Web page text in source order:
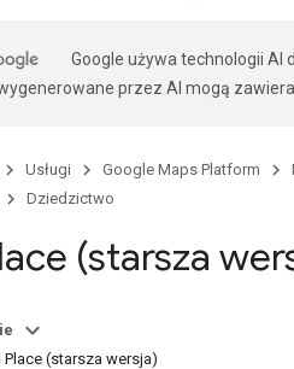
Google używa technologii AI
przez AI mogą
Usługi Google Maps Platform
Dziedzictwo
(starsza
Place (starsza wersja)